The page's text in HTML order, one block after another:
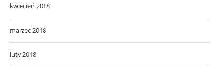
kwiecień 2018
marzec 2018
luty 2018